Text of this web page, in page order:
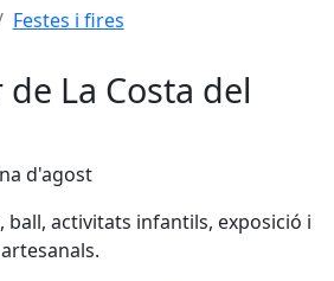
Festes i fires
La Costa del
d'agost
ball, activitats infantils, exposició i